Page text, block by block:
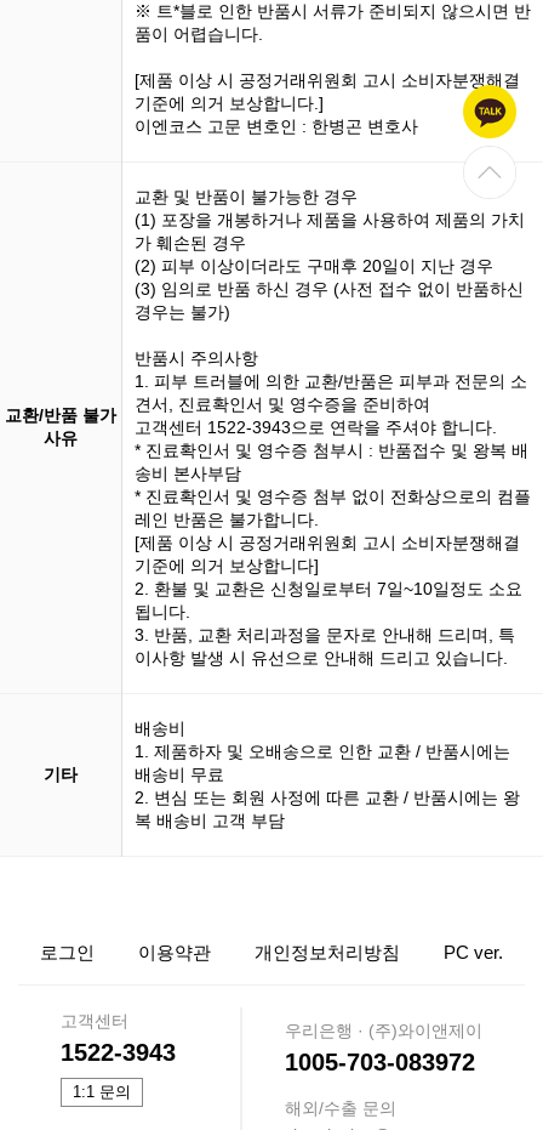
※ 트*블로 인한 반품시 서류가 준비되지 않으시면 반
품이 어렵습니다.
[제품 이상 시 공정거래위원회 고시 소비자분쟁해결
기준에 의거 보상합니다.]
이엔코스 고문 변호인 : 한병곤 변호사
교환/반품 불가
사유
교환 및 반품이 불가능한 경우
(1) 포장을 개봉하거나 제품을 사용하여 제품의 가치
가 훼손된 경우
(2) 피부 이상이더라도 구매후 20일이 지난 경우
(3) 임의로 반품 하신 경우 (사전 접수 없이 반품하신
경우는 불가)
반품시 주의사항
1. 피부 트러블에 의한 교환/반품은 피부과 전문의 소
견서, 진료확인서 및 영수증을 준비하여
고객센터 1522-3943으로 연락을 주셔야 합니다.
* 진료확인서 및 영수증 첨부시 : 반품접수 및 왕복 배
송비 본사부담
* 진료확인서 및 영수증 첨부 없이 전화상으로의 컴플
레인 반품은 불가합니다.
[제품 이상 시 공정거래위원회 고시 소비자분쟁해결
기준에 의거 보상합니다]
2. 환불 및 교환은 신청일로부터 7일~10일정도 소요
됩니다.
3. 반품, 교환 처리과정을 문자로 안내해 드리며, 특
이사항 발생 시 유선으로 안내해 드리고 있습니다.
기타
배송비
1. 제품하자 및 오배송으로 인한 교환 / 반품시에는
배송비 무료
2. 변심 또는 회원 사정에 따른 교환 / 반품시에는 왕
복 배송비 고객 부담
로그인 이용약관 개인정보처리방침 PC ver.
고객센터
1522-3943
1:1 문의
우리은행 · (주)와이앤제이
1005-703-083972
해외/수출 문의